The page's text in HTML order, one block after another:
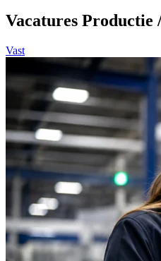
Vacatures Productie
Vast